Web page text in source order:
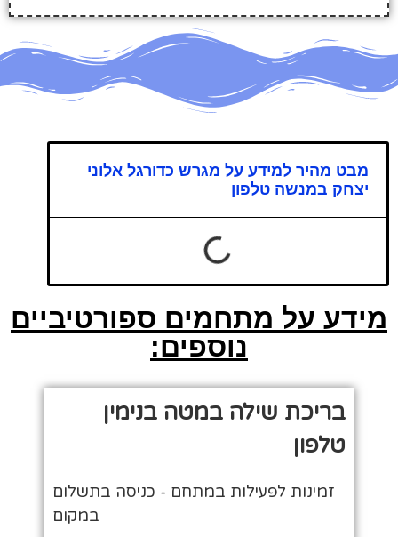
מבט מהיר למידע על מגרש כדורגל אלוני
יצחק במנשה טלפון
מידע על מתחמים ספורטיביים
נוספים:
בריכת שילה במטה בנימין
טלפון
זמינות לפעילות במתחם - כניסה בתשלום
במקום